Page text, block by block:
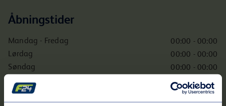
Åbningstider
Mandag - Fredag
00:00 - 00:00
Lørdag
00:00 - 00:00
Søndag
00:00 - 00:00
stationen.